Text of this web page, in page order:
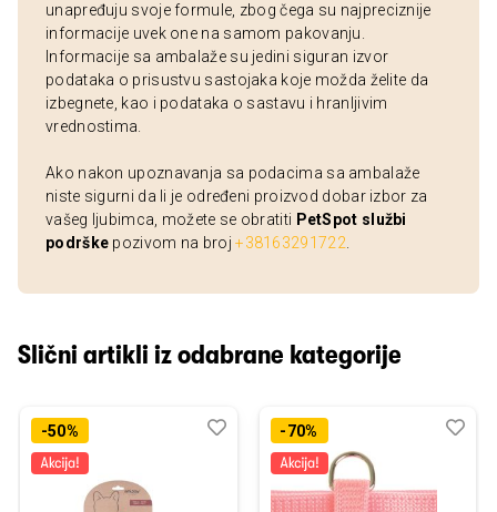
unapređuju svoje formule, zbog čega su najpreciznije
informacije uvek one na samom pakovanju.
Informacije sa ambalaže su jedini siguran izvor
podataka o prisustvu sastojaka koje možda želite da
izbegnete, kao i podataka o sastavu i hranljivim
vrednostima.
Ako nakon upoznavanja sa podacima sa ambalaže
niste sigurni da li je određeni proizvod dobar izbor za
vašeg ljubimca, možete se obratiti PetSpot službi
podrške pozivom na broj+38163291722
Slični artikli iz odabrane kategorije
-50%
Dodaj
Uporedi-70%